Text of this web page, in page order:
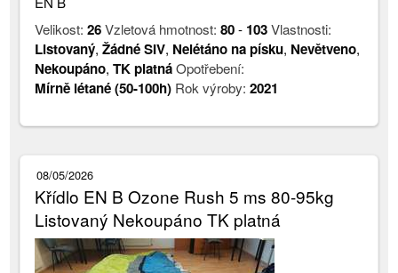
Velikost:26Vzletová hmotnost:80- 103Vlastnosti:
Listovaný,Žádné SIV, Nelétáno na písku, Nevětveno,
Nekoupáno,TK platnáOpotřebení:
Mírně létané (50-100h) Rok výroby:2021
08/05/2026
Křídlo EN B Ozone Rush 5 ms 80-95kg
Listovaný Nekoupáno TK platná